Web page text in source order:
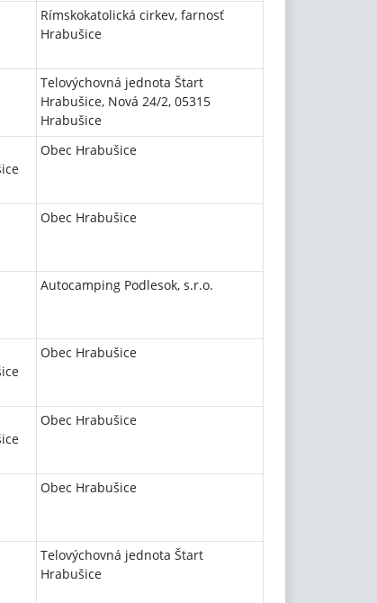
Rímskokatolická cirkev, farnosť
Hrabušice
Telovýchovná jednota Štart
Hrabušice, Nová 24/2, 05315
Hrabušice
Obec Hrabušice
Obec Hrabušice
Autocamping Podlesok, s.r.o.
Obec Hrabušice
Obec Hrabušice
Obec Hrabušice
Telovýchovná jednota Štart
Hrabušice